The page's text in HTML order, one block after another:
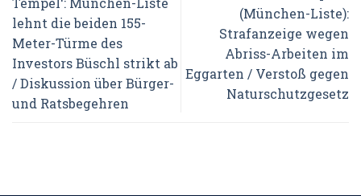
lehnt die beiden 155-
Meter-Türme des
Investors Büschl strikt ab
/ Diskussion über Bürger-
und Ratsbegehren
(München-Liste):
Strafanzeige wegen
Abriss-Arbeiten im
Eggarten / Verstoß gegen
Naturschutzgesetz